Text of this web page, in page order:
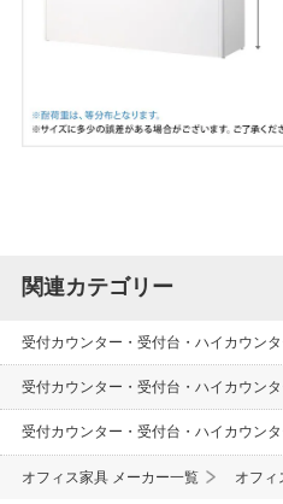
関連カテゴリー
受付カウンター・受付台・ハイカウン
受付カウンター・受付台・ハイカウン
受付カウンター・受付台・ハイカウン
オフィス家具 メーカー一覧 オフィ